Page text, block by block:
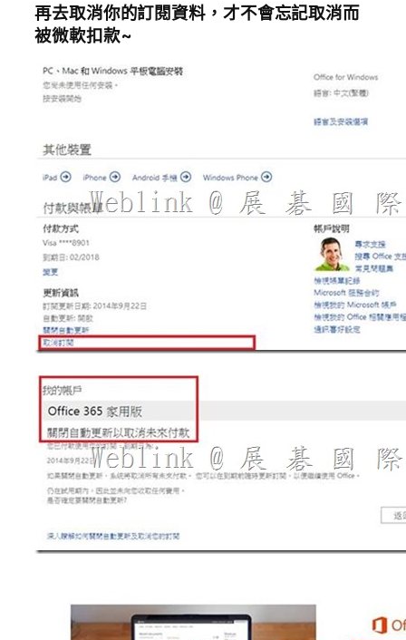
再去取消你的訂閱資料，才不會忘記取消而
被微軟扣款~